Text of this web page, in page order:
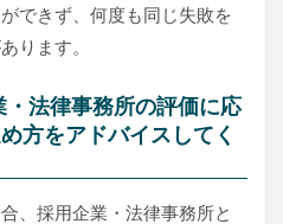
できず、何度も同じ失敗を
ります。
法律事務所の評価に応
方をアドバイスしてく
、採用企業・法律事務所と